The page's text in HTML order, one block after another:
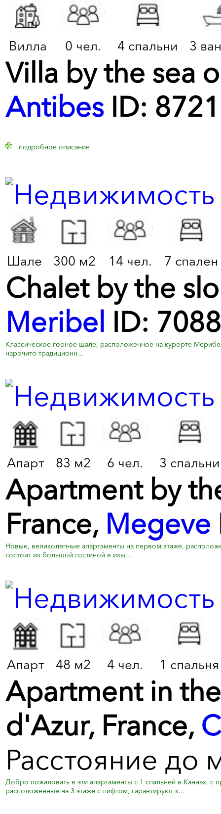
Вилла 0 чел. 4 спальни 3
Villa by the sea
AntibesID: 8721
подробное описание
Шале 300 м2 14 чел. 7 спален
Chalet by the
Meribel ID: 7088
Классическое горное шале, расположенное на курорте
нарочито традиционн...
Апарт 83 м2 6 чел. 3 спальни
Apartment by
France, Megeve
Новые, великолепные апартаменты на первом этаже,
состоит из большой гостиной в изы...
Апарт 48 м2 4 чел. 1 спальня
Apartment in
d'Azur, France,
Расстояние до
Добро пожаловать в эти апартаменты с 1 спальней в Каннах,
расположенные на 3 этаже с лифтом, гарантируют к...